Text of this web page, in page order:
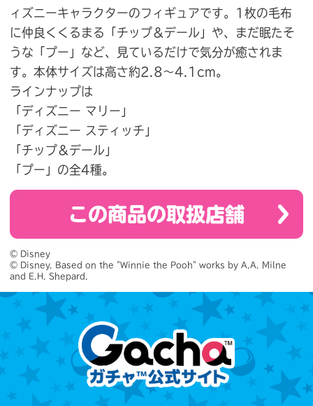
ィズニーキャラクターのフィギュアです。1枚の毛布
に仲良くくるまる「チップ＆デール」や、まだ眠たそ
うな「プー」など、見ているだけで気分が癒されま
す。本体サイズは高さ約2.8〜4.1cm。
ラインナップは
「ディズニー マリー」
「ディズニー スティッチ」
「チップ＆デール」
「プー」の全4種。
この商品の取扱店舗
© Disney
© Disney. Based on the "Winnie the Pooh" works by A.A. Milne
and E.H. Shepard.